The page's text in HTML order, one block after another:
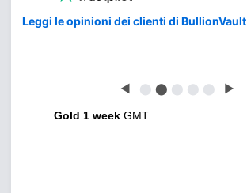
Leggi le opinioni dei clienti di BullionVault
◀ ⬤ ⬤ ⬤ ⬤ ⬤ ▶
Gold 1 week GMT